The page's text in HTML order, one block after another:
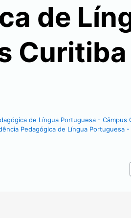
de
Curitiba
de Língua Portuguesa - Câmpus
Pedagógica de Língua Portuguesa